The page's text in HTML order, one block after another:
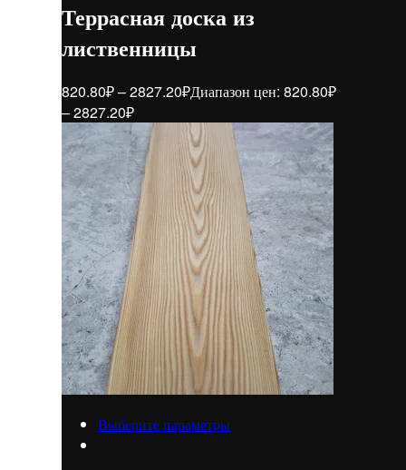
Террасная доска из
лиственницы
820.80₽–2827.20₽Диапазон цен: 820.80₽
– 2827.20₽
Выберите параметры